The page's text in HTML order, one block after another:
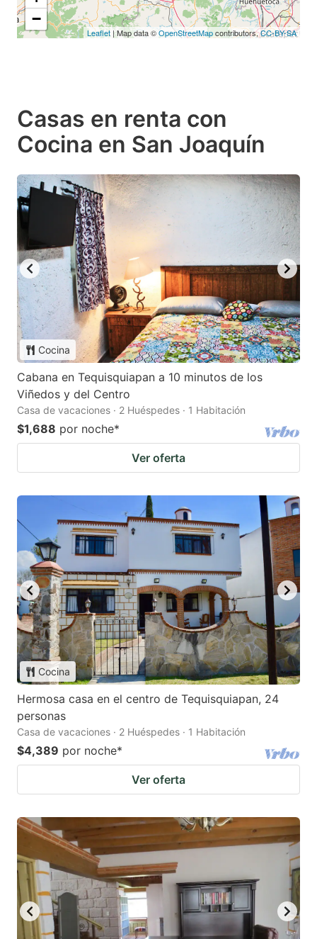
−
Leaflet | Map data ©OpenStreetMapcontributors,CC-BY-SA
Casas en renta con
Cocina en San Joaquín
Cocina
Cabana en Tequisquiapan a 10 minutos de los
Viñedos y del Centro
Casa de vacaciones · 2 Huéspedes · 1 Habitación
$1,688 por noche*
Ver oferta
Cocina
Hermosa casa en el centro de Tequisquiapan, 24
personas
Casa de vacaciones · 2 Huéspedes · 1 Habitación
$4,389 por noche*
Ver oferta